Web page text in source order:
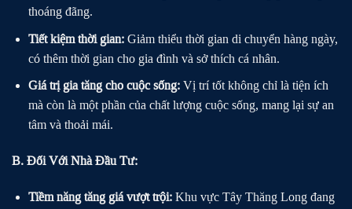
thoáng đãng.
Tiết kiệm thời gian:Giảm thiểu thời gian di chuyển hàng ngày,
có thêm thời gian cho gia đình và sở thích cá nhân.
Giá trị gia tăng cho cuộc sống:Vị trí tốt không chỉ là tiện ích
mà còn là một phần của chất lượng cuộc sống, mang lại sự an
tâm và thoải mái.
B. Đối Với Nhà Đầu Tư:
Tiềm năng tăng giá vượt trội:Khu vực Tây Thăng Long đang